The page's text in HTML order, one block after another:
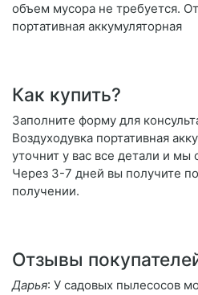
объем мусора не требуется.
портативная аккумуляторная
Как купить?
Заполните форму для
Воздуходувка портативная
уточнит у вас все детали и мы
Через 3-7 дней вы получите
получении.
Отзывы
Дарья: У садовых пылесосов